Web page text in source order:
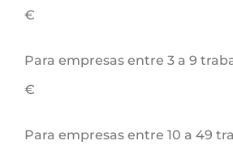
€
Para empresas entre 3 a 9
€
Para empresas entre 10 a 49